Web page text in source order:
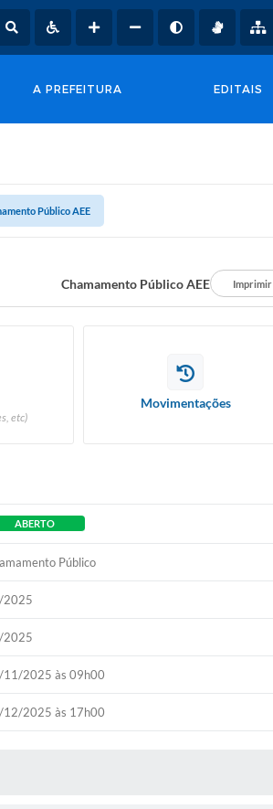
A PREFEITURA EDITAIS
Público AEE
Chamamento Público AEE Imprimir
etc)
Movimentações
ABERTO
Público
2025
2025
11/2025 às 09h00
12/2025 às 17h00